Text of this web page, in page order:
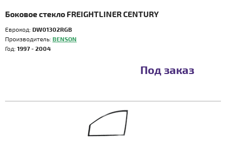
Боковое стекло FREIGHTLINER CENTURY
Еврокод: DW01302RGB
Производитель: BENSON
Год: 1997 - 2004
Под заказ